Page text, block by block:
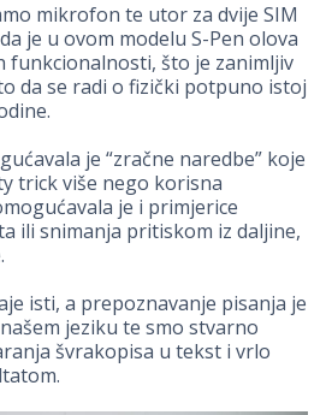
mikrofon te utor za dvije SIM
je u ovom modelu S-Pen olova
funkcionalnosti, što je zanimljiv
da se radi o fizički potpuno istoj
je “zračne naredbe” koje
trick više nego korisna
je i primjerice
ili snimanja pritiskom iz daljine,
isti, a prepoznavanje pisanja je
jeziku te smo stvarno
švrakopisa u tekst i vrlo